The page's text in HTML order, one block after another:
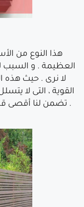
هذا النوع من
العظيمة . و السبب
لا نرى . حيث هذه
القوية ، التى لا
تضمن لنا أقصى قدر من السلطة التقديرية أمام الجيران .